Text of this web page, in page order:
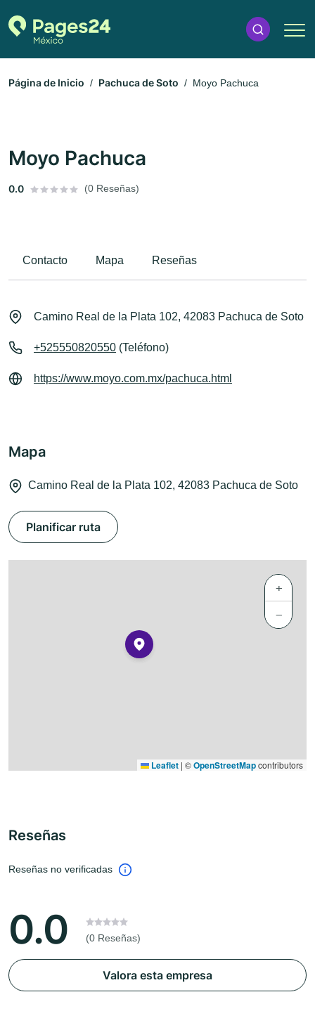
Página de Inicio Pachuca de Soto Moyo Pachuca
Moyo Pachuca
0.0 (0 Reseñas)
Contacto Mapa Reseñas
Camino Real de la Plata 102, 42083 Pachuca de Soto
+525550820550 (Teléfono)
https://www.moyo.com.mx/pachuca.html
Mapa
Camino Real de la Plata 102, 42083 Pachuca de Soto
Planificar ruta
+
−
Leaflet | ©OpenStreetMapcontributors
Reseñas
Reseñas no verificadas
0.0 (0 Reseñas)
Valora esta empresa